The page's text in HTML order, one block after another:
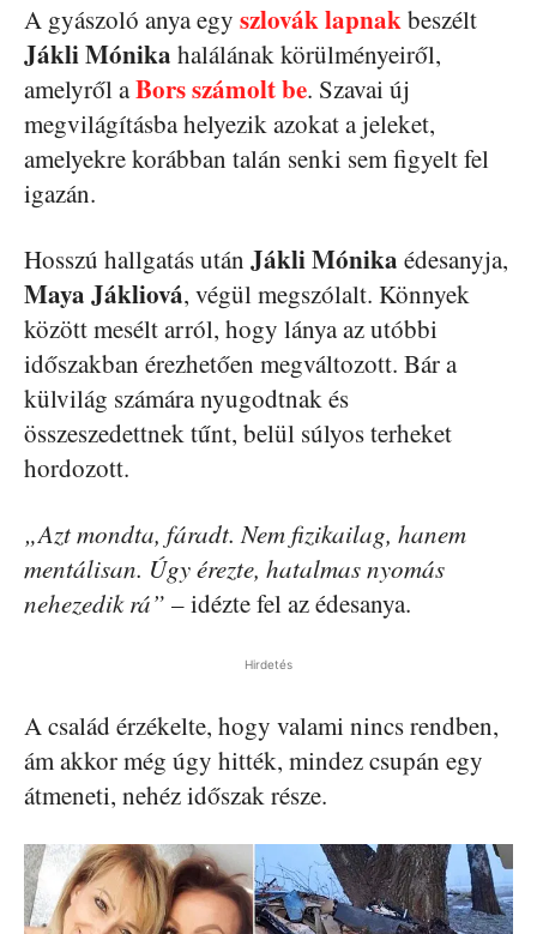
A gyászoló anya egy szlovák lapnakbeszélt
Jákli Mónika halálának körülményeiről,
amelyről aBors számolt be. Szavai új
megvilágításba helyezik azokat a jeleket,
amelyekre korábban talán senki sem figyelt fel
igazán.
Hosszú hallgatás után Jákli Mónika édesanyja,
Maya Jákliová, végül megszólalt. Könnyek
között mesélt arról, hogy lánya az utóbbi
időszakban érezhetően megváltozott. Bár a
külvilág számára nyugodtnak és
összeszedettnek tűnt, belül súlyos terheket
hordozott.
„Azt mondta, fáradt. Nem fizikailag, hanem
mentálisan. Úgy érezte, hatalmas nyomás
nehezedik rá” – idézte fel az édesanya.
Hirdetés
A család érzékelte, hogy valami nincs rendben,
ám akkor még úgy hitték, mindez csupán egy
átmeneti, nehéz időszak része.